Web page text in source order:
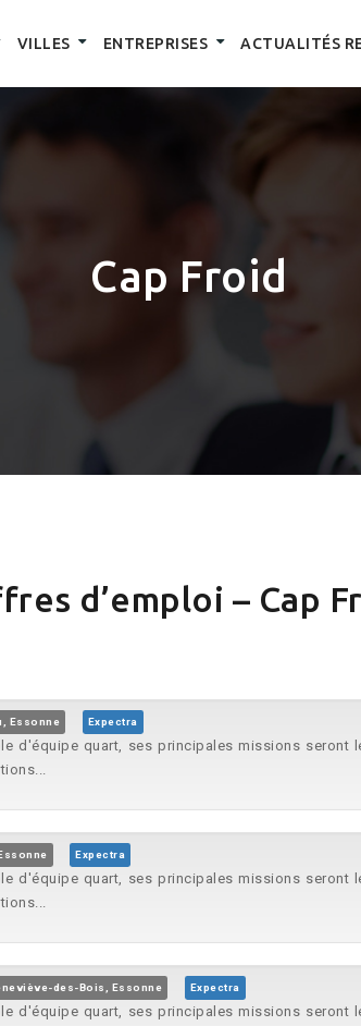
VILLES ENTREPRISES ACTUALITÉS
Cap Froid
d’emploi – Cap
Essonne Expectra
d'équipe quart, ses principales missions seront
Expectra
d'équipe quart, ses principales missions seront
des-Bois, Essonne Expectra
d'équipe quart, ses principales missions seront